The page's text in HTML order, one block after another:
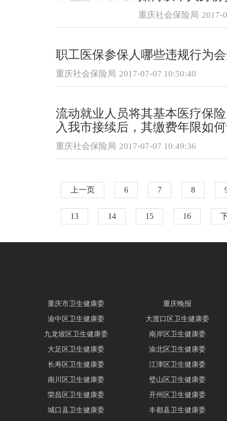
重庆社会保险局 2017-
职工医保参保人哪些违规行为
重庆社会保险局 2017-07-07 10:50:40
流动就业人员将其基本医疗保
入我市接续后，其缴费年限如
重庆社会保险局 2017-07-07 10:49:36
上一页 6 7 8
13 14 15 16
重庆市卫生健康委
重庆晚报
渝中区卫生健康委
大渡口区卫生健康委
九龙坡区卫生健康委
南岸区卫生健康委
大足区卫生健康委
渝北区卫生健康委
长寿区卫生健康委
江津区卫生健康委
南川区卫生健康委
璧山区卫生健康委
荣昌区卫生健康委
开州区卫生健康委
城口县卫生健康委
丰都县卫生健康委